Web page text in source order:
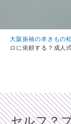
Feature
本きもの松葉の特徴
Collection
振袖コレクション
大阪振袖の本きもの
ロに依頼する？成人
セルフ？